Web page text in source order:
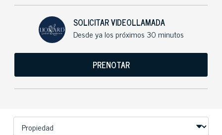
SOLICITAR VIDEOLLAMADA
Desde ya los próximos 30 minutos
PRENOTAR